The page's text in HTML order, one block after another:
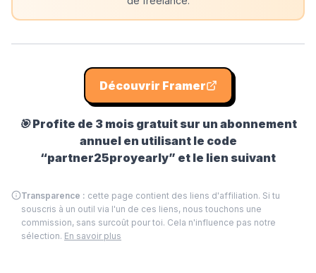
Découvrir Framer
🎯Profite de 3 mois gratuit sur un abonnement
annuel en utilisant le code
“partner25proyearly” et le lien suivant
Transparence : cette page contient des liens d'affiliation. Si tu
souscris à un outil via l'un de ces liens, nous touchons une
commission, sans surcoût pour toi. Cela n'influence pas notre
sélection. En savoir plus